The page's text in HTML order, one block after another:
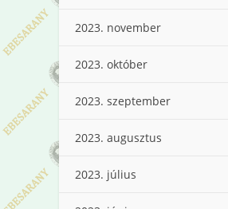
2023. november
2023. október
2023. szeptember
2023. augusztus
2023. július